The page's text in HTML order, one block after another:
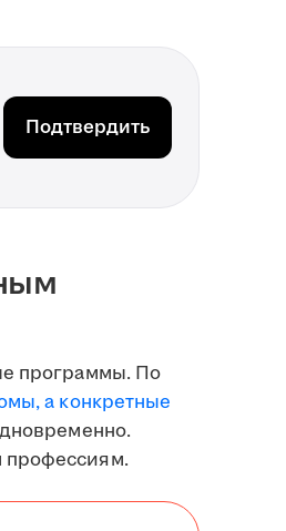
Подтвердить
программы. По
а конкретные
профессиям.